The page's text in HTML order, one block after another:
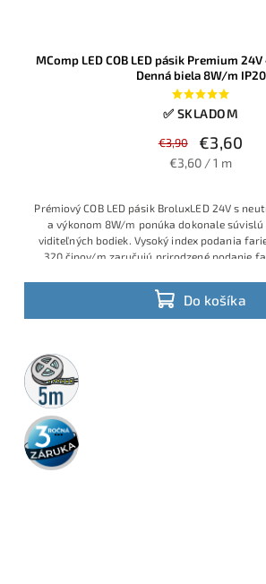
MComp LED COB LED pásik Premium
Denná biela 8W/m IP20
✅ SKLADOM
€3,90 €3,60
€3,60 / 1 m
Do košíka
Prémiový COB LED pásik BroluxLED 24V s
a výkonom 8W/m ponúka dokonale
viditeľných bodiek. Vysoký index podania
320 čipov/m zaručujú prirodzené podanie
5m
rolka
3 roky
záruka